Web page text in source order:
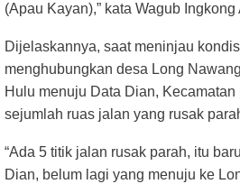
(Apau Kayan),” kata Wagub
Dijelaskannya, saat meninjau
menghubungkan desa Long
Hulu menuju Data Dian,
sejumlah ruas jalan yang rusak
“Ada 5 titik jalan rusak parah, itu
Dian, belum lagi yang menuju ke